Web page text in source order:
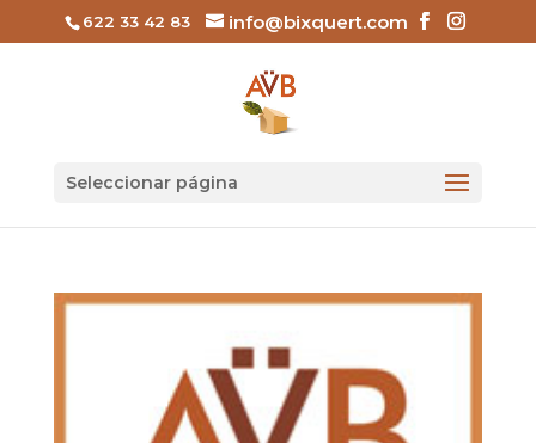
622 33 42 83 info@bixquert.com
Seleccionar página